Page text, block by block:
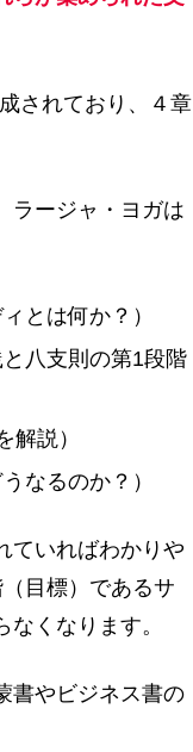
されており、４章
ラージャ・ヨガは
とは何か？）
八支則の第1段階
説）
なるのか？）
ていればわかりや
目標）であるサ
くなります。
書やビジネス書の